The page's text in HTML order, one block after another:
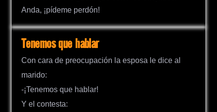
Anda, ¡pídeme perdón!
Tenemos que hablar
Con cara de preocupación la esposa le dice al
marido:
-¡Tenemos que hablar!
Y el contesta: